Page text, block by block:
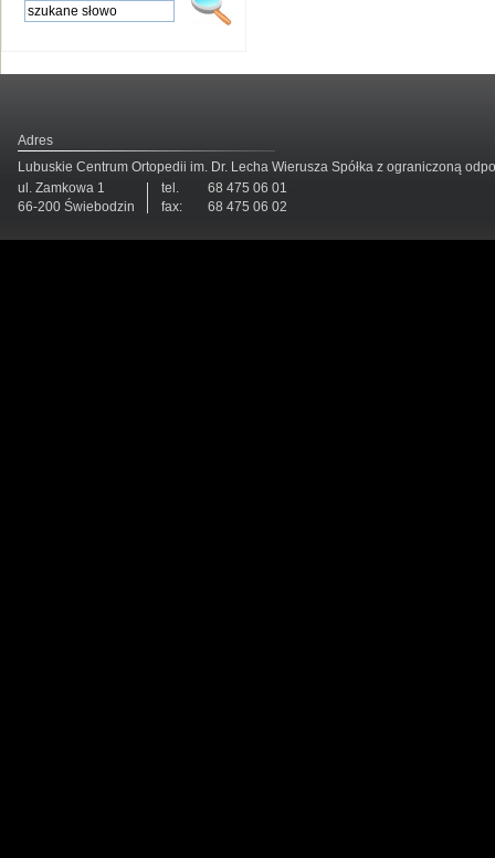
Adres
Lubuskie Centrum Ortopedii im. Dr. Lecha Wierusza Spółka z ograniczoną
ul. Zamkowa 1
66-200 Świebodzin
tel.
68 475 06 01
fax:
68 475 06 02